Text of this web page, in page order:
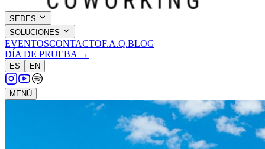
SEDES
SOLUCIONES
EVENTOSCONTACTOF.A.Q.BLOG
DÍA DE PRUEBA →
ES EN
MENÚ